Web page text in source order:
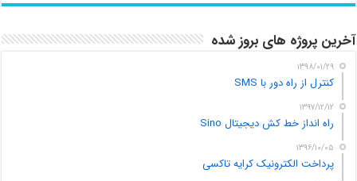
آخرین پروژه های بروز شده
۱۳۹۸/۰۱/۲۹
کنترل از راه دور با SMS
۱۳۹۷/۱۲/۱۲
راه انداز خط کش دیجیتال Sino
۱۳۹۶/۱۰/۰۵
پرداخت الکترونیک کرایه تاکسی